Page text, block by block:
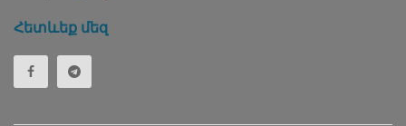
Հետևեք մեզ